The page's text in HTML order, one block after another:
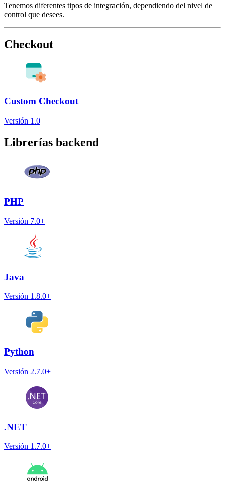
Tenemos diferentes tipos de integración, dependiendo del nivel de
control que desees.
Checkout
Custom Checkout
Versión 1.0
Librerías backend
PHP
Versión 7.0+
Java
Versión 1.8.0+
Python
Versión 2.7.0+
.NET
Versión 1.7.0+